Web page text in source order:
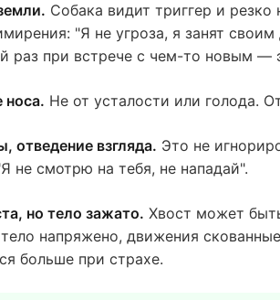
Собака видит триггер и резко
"Я не угроза, я занят
раз при встрече с чем-то новым —
носа. Не от усталости или голода.
отведение взгляда. Это не
не смотрю на тебя, не нападай".
но тело зажато. Хвост может
напряжено, движения
больше при страхе.